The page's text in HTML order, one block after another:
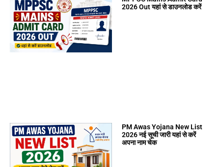
2026 Out यहां से डाउनलोड करें
PM Awas Yojana New List
2026 नई सूची जारी यहां से करें
अपना नाम चेक